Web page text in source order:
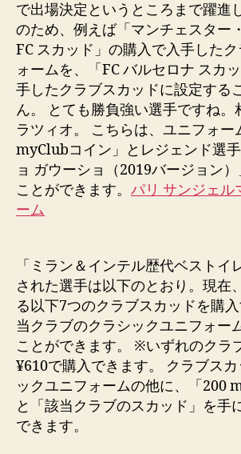
で出場決定というところまで躍進
のため、例えば「マンチェスター
FC スカッド」の購入で入手した
ォームを、「FC バルセロナ スカ
手したクラブスカッドに設定する
ん。 とても勝負強い選手ですね。
ラツィオ。 こちらは、ユニフォー
myClubコイン」とレジェンド選
ョ ガウーショ（2019バージョン
ことができます。 パリ サンジェル
ーム
「ミラン＆インテル歴代ベストイ
された選手は以下のとおり。現在
る以下7つのクラブスカッドを購
当クラブのクラシックユニフォー
ことができます。 ※いずれのクラ
¥610で購入できます。 クラブス
ックユニフォームの他に、「200
と「該当クラブのスカッド」を手
できます。